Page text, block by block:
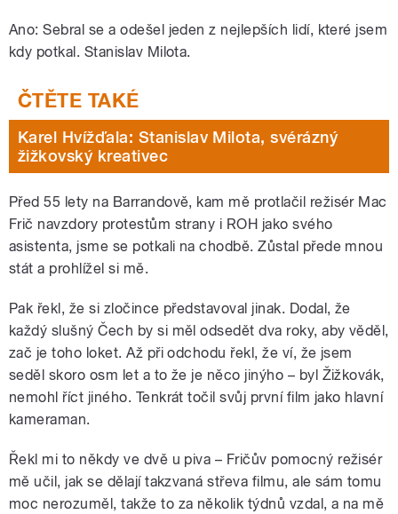
Ano: Sebral se a odešel jeden z nejlepších lidí, které jsem
kdy potkal. Stanislav Milota.
Karel Hvížďala: Stanislav Milota, svérázný
žižkovský kreativec
Před 55 lety na Barrandově, kam mě protlačil režisér Mac
Frič navzdory protestům strany i ROH jako svého
asistenta, jsme se potkali na chodbě. Zůstal přede mnou
stát a prohlížel si mě.
Pak řekl, že si zločince představoval jinak. Dodal, že
každý slušný Čech by si měl odsedět dva roky, aby věděl,
zač je toho loket. Až při odchodu řekl, že ví, že jsem
seděl skoro osm let a to že je něco jinýho – byl Žižkovák,
nemohl říct jiného. Tenkrát točil svůj první film jako hlavní
kameraman.
Řekl mi to někdy ve dvě u piva – Fričův pomocný režisér
mě učil, jak se dělají takzvaná střeva filmu, ale sám tomu
moc nerozuměl, takže to za několik týdnů vzdal, a na mě